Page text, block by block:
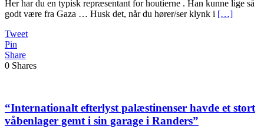
Her har du en typisk repræsentant for houtierne . Han kunne lige så
godt være fra Gaza … Husk det, når du hører/ser klynk i […]
Tweet
Pin
Share
0 Shares
“Internationalt efterlyst palæstinenser havde et stort
våbenlager gemt i sin garage i Randers”